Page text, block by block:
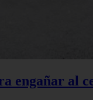
engañar al